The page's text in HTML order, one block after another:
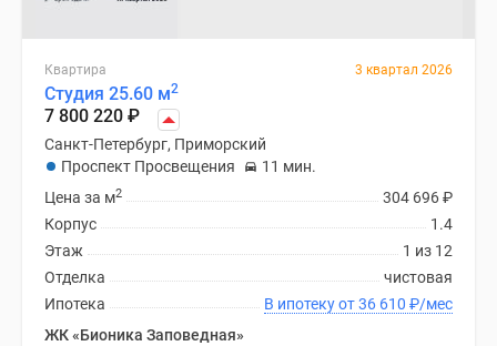
Квартира 3 квартал 2026
Студия 25.60 м2
7 800 220 ₽
Санкт-Петербург, Приморский
Проспект Просвещения
11 мин.
304 696₽
Цена за м2
1.4
Корпус
1 из 12
Этаж
чистовая
Отделка
В ипотеку от 36 610 ₽/мес
Ипотека
ЖК «Бионика Заповедная»